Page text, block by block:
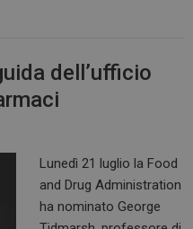
dell’ufficio
Lunedì 21 luglio la Food
and Drug Administration
ha nominato George